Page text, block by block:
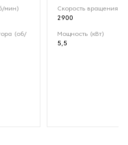
мин)
(об/
Скорость вращения
2900
Мощность (кВт)
5,5